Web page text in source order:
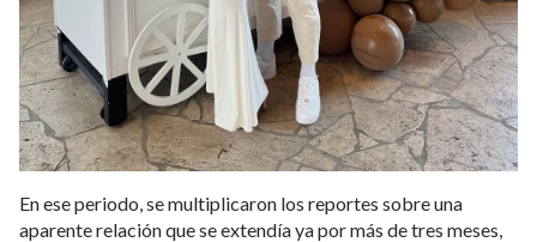
En ese periodo, se multiplicaron los reportes sobre una
aparente relación que se extendía ya por más de tres meses,